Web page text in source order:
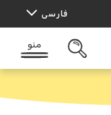
فارسی
باز
منو